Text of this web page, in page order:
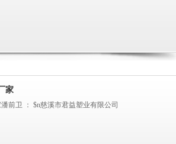
家
前卫 ： $n慈溪市君益塑业有限公司